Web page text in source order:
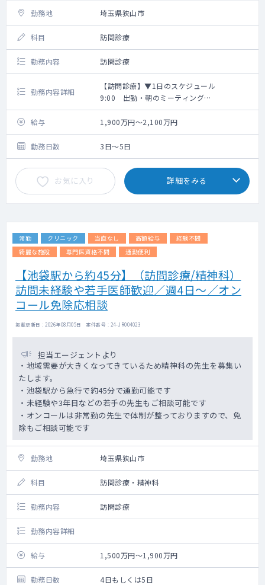
勤務地 埼玉県狭山市
科目 訪問診療
勤務内容 訪問診療
勤務内容詳細
【訪問診療】▼1日のスケジュール
9:00 出勤・朝のミーティング
9:30 午前の訪問診療スタート
12:30 クリニックへ戻り、昼休憩
13:30 午後の訪問診療スタート
17:30 診療終了
18:00 業務終了・帰宅
給与 1,900万円～2,100万円
勤務日数 3日～5日
お気に入り 詳細をみる
常勤 クリニック 当直なし 高額給与
経験不問
綺麗な施設
専門医資格不問 通勤便利
【池袋駅から約45分】（訪問診療/精神科）
訪問未経験や若手医師歓迎／週4日～／オン
コール免除応相談
掲載更新日 : 2026年08月05日 案件番号 : 24-JR004023
担当エージェントより
・地域需要が大きくなってきているため精神科の先生を募集い
たします。
・池袋駅から急行で約45分で通勤可能です
・未経験や3年目などの若手の先生もご相談可能です
・オンコールは非常勤の先生で体制が整っておりますので、免
除もご相談可能です
勤務地 埼玉県狭山市
科目 訪問診療・精神科
勤務内容 訪問診療
勤務内容詳細
給与 1,500万円～1,900万円
勤務日数 4日もしくは5日